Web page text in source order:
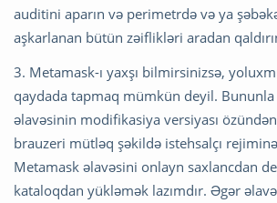
auditini aparın və perimetrdə və ya
aşkarlanan bütün zəiflikləri aradan
3. Metamask-ı yaxşı bilmirsinizsə,
qaydada tapmaq mümkün deyil.
əlavəsinin modifikasiya versiyası
brauzeri mütləq şəkildə istehsalçı
Metamask əlavəsini onlayn saxlancdan
kataloqdan yükləmək lazımdır. Əgər